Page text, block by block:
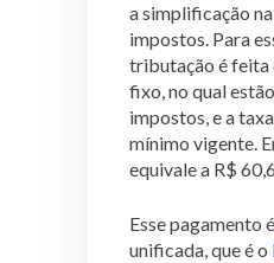
a simplificação
impostos. Para
tributação é feita
fixo, no qual
impostos, e a
mínimo vigente.
equivale a R$
Esse pagamento
unificada, que é o